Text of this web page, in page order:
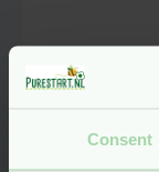
Consent